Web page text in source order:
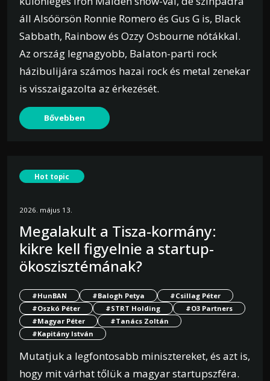
áll Alsóörsön Ronnie Romero és Gus G is, Black
Sabbath, Rainbow és Ozzy Osbourne nótákkal.
Az ország legnagyobb, Balaton-parti rock
házibulijára számos hazai rock és metal zenekar
is visszaigazolta az érkezését.
Bővebben
Hot topic
2026. május 13.
Megalakult a Tisza-kormány:
kikre kell figyelnie a startup-
ökoszisztémának?
#HunBAN #Balogh Petya
#Csillag Péter
#Oszkó Péter
#STRT Holding
#O3 Partners
#Magyar Péter
#Tanács Zoltán
#Kapitány István
Mutatjuk a legfontosabb minisztereket, és azt is,
hogy mit várhat tőlük a magyar startupszféra.